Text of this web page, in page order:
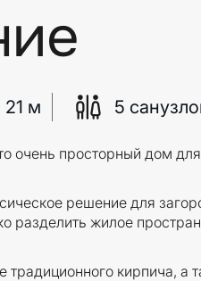
м 5
просторный дом для
решение для
разделить жилое
традиционного кирпича, а